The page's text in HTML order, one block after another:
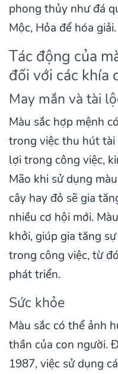
phong thủy như đá
Mộc, Hỏa để hóa giải.
Tác động của
đối với các khía
May mắn và tài
Màu sắc hợp mệnh
trong việc thu hút tài
lợi trong công việc,
Mão khi sử dụng
cây hay đỏ sẽ gia
nhiều cơ hội mới.
khởi, giúp gia tăng
trong công việc, từ
phát triển.
Sức khỏe
Màu sắc có thể ảnh
thần của con người.
1987, việc sử dụng